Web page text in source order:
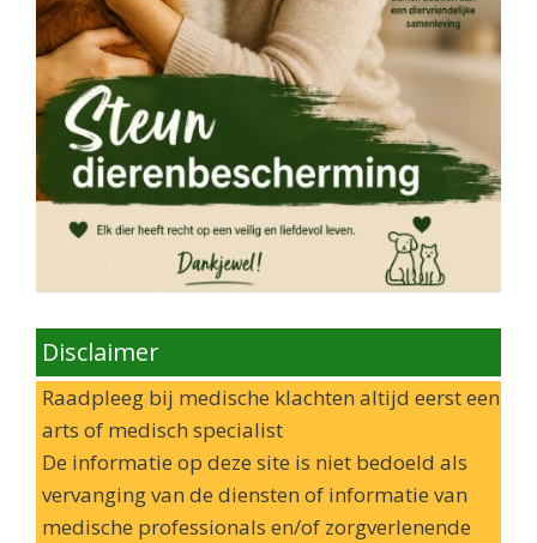
Disclaimer
Raadpleeg bij medische klachten altijd eerst een
arts of medisch specialist
De informatie op deze site is niet bedoeld als
vervanging van de diensten of informatie van
medische professionals en/of zorgverlenende